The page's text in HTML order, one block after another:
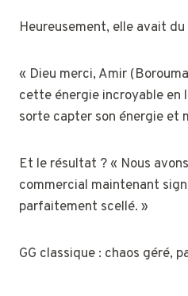
Heureusement, elle avait
« Dieu merci, Amir
cette énergie incroyable
sorte capter son énergie et
Et le résultat ? « Nous
commercial maintenant
parfaitement scellé. »
GG classique : chaos géré,